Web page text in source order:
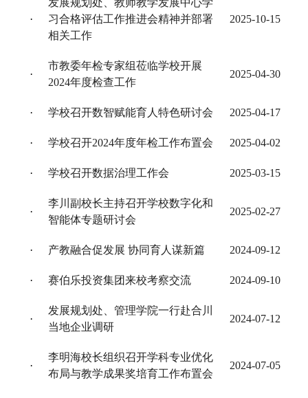
·
习合格评估工作推进会精神并部署
相关工作
2025-10-15
·
市教委年检专家组莅临学校开展
2024年度检查工作
2025-04-30
· 学校召开数智赋能育人特色研讨会 2025-04-17
· 学校召开2024年度年检工作布置会 2025-04-02
· 学校召开数据治理工作会 2025-03-15
·
李川副校长主持召开学校数字化和
智能体专题研讨会
2025-02-27
· 产教融合促发展 协同育人谋新篇 2024-09-12
· 赛伯乐投资集团来校考察交流 2024-09-10
·
发展规划处、管理学院一行赴合川
当地企业调研
2024-07-12
·
李明海校长组织召开学科专业优化
布局与教学成果奖培育工作布置会
2024-07-05